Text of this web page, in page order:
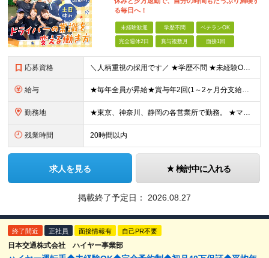
る毎日へ！
未経験歓迎 学歴不問 ベテランOK
完全週休2日 賞与複数月 面接1回
応募資格 ＼人柄重視の採用です／ ★学歴不問 ★未経験OK ★普通自動車運転免許（AT限定可）をお持ちの方 └研修期間を用意しているので、ペーパードライバーの方もOK◎ ★44歳以下の方 ※若年層の長期キャリア
給与 ★毎年全員が昇給★賞与年2回(1～2ヶ月分支給） 東京・神奈川エリア／月給27万5295円～ 静岡エリア／月給25万5221円～ 【試用期間中(2ヶ月間)の給与】 東京・神奈川エリア／月給25万1
勤務地 ★東京、神奈川、静岡の各営業所で勤務。 ★マイカー・バイク通勤OK！（一部営業所除く） ★配属先は希望を考慮して決定いたします！ ★転居を伴う転勤はありません。 【東京】 多摩営業所／東京都多摩市南
残業時間 20時間以内
求人を見る 検討中に入れる
掲載終了予定日： 2026.08.27
終了間近 正社員 面接情報有 自己PR不要
日本交通株式会社 ハイヤー事業部